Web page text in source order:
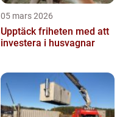
05 mars 2026
Upptäck friheten med att
investera i husvagnar